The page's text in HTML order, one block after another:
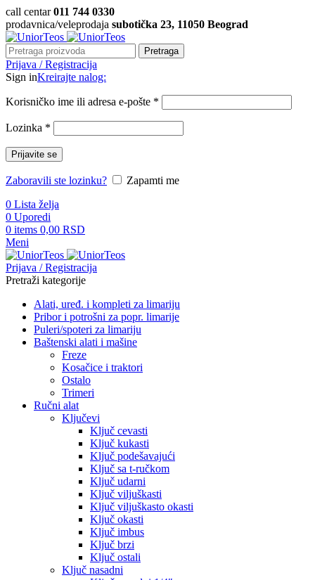
call centar011 744 0330
prodavnica/veleprodaja subotička 23, 11050 Beograd
Pretraga
Prijava / Registracija
Sign inKreirajte nalog:
Korisničko ime ili adresa e-pošte *
Lozinka *
Prijavite se
Zaboravili ste lozinku?
Zapamti me
0 Lista želja
0 Uporedi
0 items 0,00 RSD
Meni
Prijava / Registracija
Pretraži kategorije
Alati, uređ. i kompleti za limariju
Pribor i potrošni za popr. limarije
Puleri/spoteri za limariju
Baštenski alati i mašine
Freze
Kosačice i traktori
Ostalo
Trimeri
Ručni alat
Ključevi
Ključ cevasti
Ključ kukasti
Ključ podešavajući
Ključ sa t-ručkom
Ključ udarni
Ključ viljuškasti
Ključ viljuškasto okasti
Ključ okasti
Ključ imbus
Ključ brzi
Ključ ostali
Ključ nasadni